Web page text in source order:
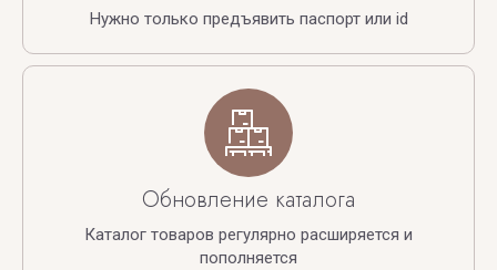
Нужно только предъявить паспорт или id
Обновление каталога
Каталог товаров регулярно расширяется и
пополняется